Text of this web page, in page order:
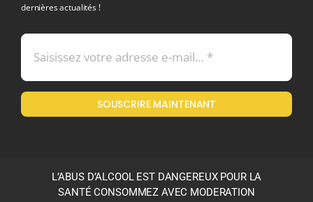
Mentions légales
Politique en matière de remboursements et de retours
dernières actualités !
SOUSCRIRE MAINTENANT
L’ABUS D’ALCOOL EST DANGEREUX POUR LA
SANTÉ CONSOMMEZ AVEC MODERATION